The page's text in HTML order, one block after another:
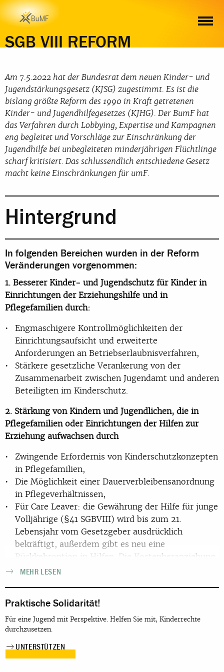
SGB VIII REFORM
HINTERGRUND
Am 7.5.2022 hat der Bundesrat dem neuen Kinder- und
Jugendstärkungsgesetz (KJSG) zugestimmt. Es ist die
bislang größte Reform des 1990 in Kraft getretenen
Kinder- und Jugendhilfegesetzes (KJHG). Der BumF hat
das Verfahren durch Lobbying, Expertise und Kampagnen
eng begleitet und Vorschläge zur Einschränkung der
Jugendhilfe bei unbegleiteten minderjährigen Flüchtlinge
scharf kritisiert. Das schlussendlich entschiedene Gesetz
macht keine Einschränkungen für umF.
Hintergrund
In folgenden Bereichen wurden in der Reform
Veränderungen vorgenommen:
1. Besserer Kinder- und Jugendschutz für Kinder in
Einrichtungen der Erziehungshilfe und in
Pflegefamilien durch:
Engmaschigere Kontrollmöglichkeiten der
Einrichtungsaufsicht und erweiterte
Anforderungen an Betriebserlaubnisverfahren,
Stärkere gesetzliche Verankerung von der
Zusammenarbeit zwischen Jugendamt und anderen
Beteiligten im Kinderschutz.
2. Stärkung von Kindern und Jugendlichen, die in
Pflegefamilien oder Einrichtungen der Hilfen zur
Erziehung aufwachsen durch
Zwingende Erfordernis von Kinderschutzkonzepten
in Pflegefamilien,
Die Möglichkeit einer Dauerverbleibensanordnung
in Pflegeverhältnissen,
Für Care Leaver: die Gewährung der Hilfe für junge
Volljährige (§41 SGBVIII) wird bis zum 21.
Lebensjahr vom Gesetzgeber ausdrücklich
bekräftigt, außerdem gibt es neu eine
Rückkehroption in Hilfen. Die Kostenheranziehung
wird auf 25% des Einkommens gesenkt
Beendigung der Hilfe zuständig, werden konkrete
Regelungen zur Zusammenarbeit mit diesen beim
Zuständigkeitsübergang getroffen, um ein
bedarfsgerechtes, nahtloses Anknüpfen an den
Hilfeprozess in der Kinder- und Jugendhilfe
MEHR LESEN
Praktische Solidarität!
Für eine Jugend mit Perspektive. Helfen Sie mit, Kinderrechte
durchzusetzen.
UNTERSTÜTZEN